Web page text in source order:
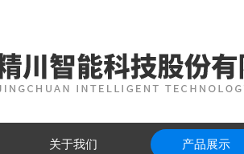
关于我们 产品展示